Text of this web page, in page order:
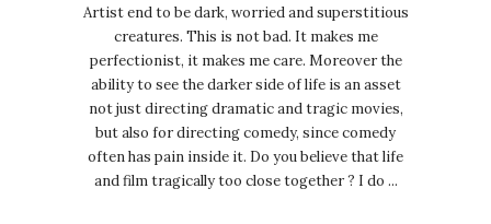
Artist end to be dark, worried and superstitious
creatures. This is not bad. It makes me
perfectionist, it makes me care. Moreover the
ability to see the darker side of life is an asset
not just directing dramatic and tragic movies,
but also for directing comedy, since comedy
often has pain inside it. Do you believe that life
and film tragically too close together ? I do ...